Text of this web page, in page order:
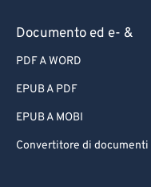
Documento ed e- &
PDF A WORD
EPUB A PDF
EPUB A MOBI
Convertitore di documenti